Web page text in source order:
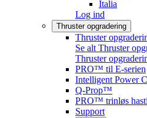
Italia
Log ind
Thruster opgradering
Thruster
Se alt Thruster
Thruster
PRO™ til E-serien
Intelligent Power
Q-Prop™
PRO™ trinløs
Support